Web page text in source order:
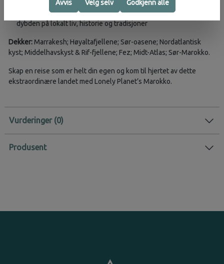
tilgjengelighet og ansvarlig reising
Bli kjent med marokkansk kultur gjennom historier som går i
dybden på lokalt liv, historie og tradisjoner
Dekker:Marrakesh; Høyaltafjellene; Sør-oasene; Nordatlantisk
kyst; Middelhavskyst & Rif-fjellene; Fez; Midt-Atlas; Sør-Marokko.
Skap en reise som er helt din egen og kom til hjertet av dette
ekstraordinære landet med Lonely Planet’s Marokko.
Vurderinger
Produsent
Avvis Velg selv Godkjenn alle